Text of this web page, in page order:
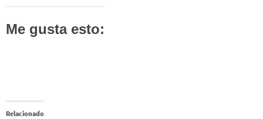
Me gusta esto:
Relacionado